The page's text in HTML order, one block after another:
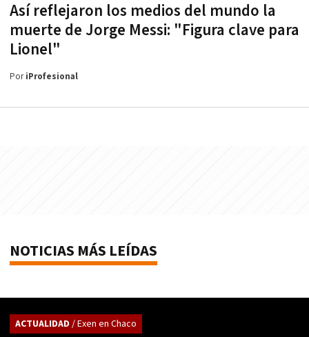
Así reflejaron los medios del mundo la
muerte de Jorge Messi: "Figura clave para
Lionel"
PoriProfesional
NOTICIAS MÁS LEÍDAS
ACTUALIDAD / Exen en Chaco